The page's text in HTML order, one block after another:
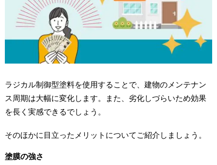
ラジカル制御型塗料を使用することで、建物のメンテナン
ス周期は大幅に変化します。また、劣化しづらいため効果
を長く実感できるでしょう。
そのほかに目立ったメリットについてご紹介しましょう。
塗膜の強さ